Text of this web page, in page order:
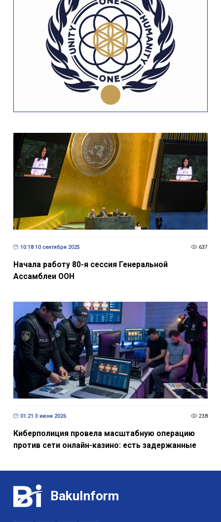
10:18 10 сентября 2025 637
Начала работу 80-я сессия Генеральной
Ассамблеи ООН
01:21 3 июня 2026 238
Киберполиция провела масштабную операцию
против сети онлайн-казино: есть задержанные
BakuInform